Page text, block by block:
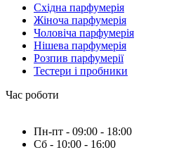
Східна парфумерія
Жіноча парфумерія
Чоловіча парфумерія
Нішева парфумерія
Розпив парфумерії
Тестери і пробники
Час роботи
Пн-пт - 09:00 - 18:00
Сб - 10:00 - 16:00